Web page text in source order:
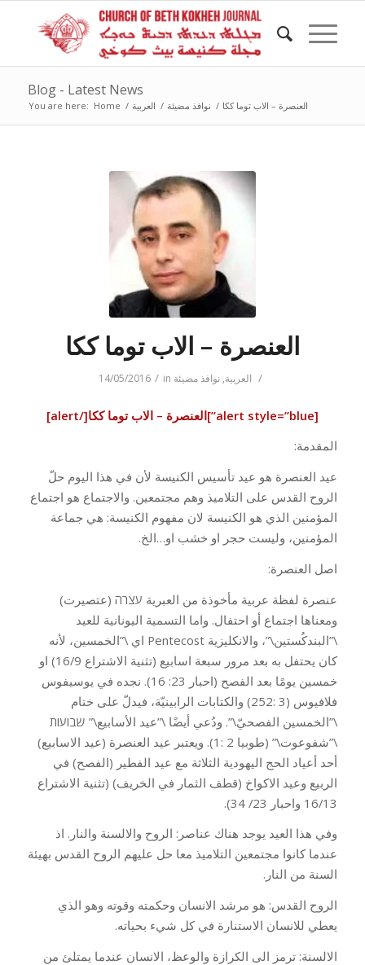
Blog - Latest News
You are here: Home / العربية / نوافذ مضيئة / العنصرة – الاب توما ككا
العنصرة – الاب توما ككا
14/05/2016 / in العربية,نوافذ مضيئة /
[alert style=”blue”]العنصرة – الاب توما ككا[/alert]
المقدمة:
عيد العنصرة هو عيد تأسيس الكنيسة لأن في هذا اليوم حلّ
الروح القدس على التلاميذ وهم مجتمعين. والاجتماع هو اجتماع
المؤمنين الذي هو الكنيسة لان مفهوم الكنيسة: هي جماعة
المؤمنين، وليست حجر او خشب او…الخ.
اصل العنصرة:
عنصرة لفظة عربية مأخوذة من العبرية עצרה (عتصيرت)
ومعناها اجتماع أو احتفال. واما التسمية اليونانية للعيد
\”البندكُستين\”، والانكليزية Pentecost اي \”الخمسين، لأنه
كان يحتفل به بعد مرور سبعة اسابيع (تثنية الاشتراع 16/9) او
خمسين يومًا بعد الفصح (احبار 23: 16). نجده في يوسيفوس
فلافيوس (3 :252) والكتابات الرابينيّة، فيدلّ على ختام
\”الخمسين الفصحيّ\”. ودُعي أيضًا \”عيد الأسابيع\” שבועות
\”شفوعوت\” (طوبيا 2 :1). ويعتبر عيد العنصرة (عيد الاسابيع)
أحد أعياد الحج اليهودية الثلاثة مع عيد الفطير (الفصح) في
الربيع وعيد الاكواخ (قطف الثمار في الخريف) (تثنية الاشتراع
16/13 واحبار 23/ 34).
وفي هذا العيد يوجد هناك عناصر: الروح والالسنة والنار. اذ
عندما كانوا مجتمعين التلاميذ معا حل عليهم الروح القدس بهيئة
السنة من النار.
الروح القدس: هو مرشد الانسان وحكمته وقوته وهو الذي
يعطي للانسان الاستنارة في كل شيء بحياته.
الالسنة: ترمز الى الكرازة والوعظ، الانسان عندما يمتلئ من